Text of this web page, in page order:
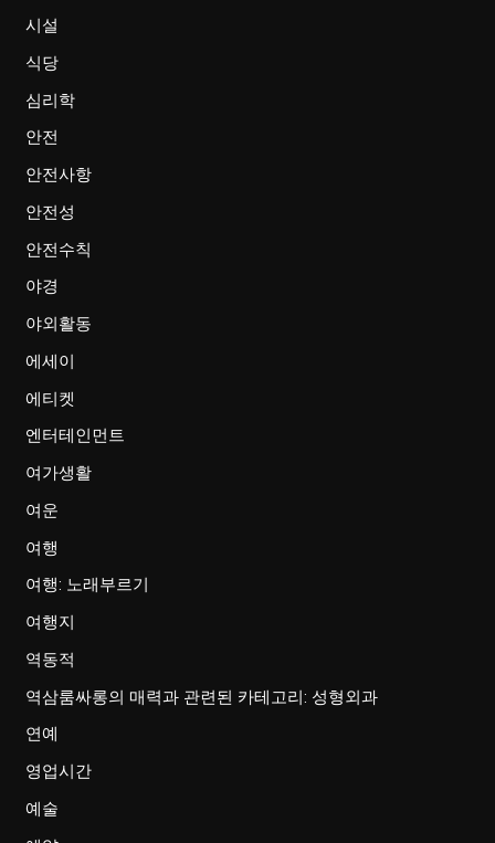
시설
식당
심리학
안전
안전사항
안전성
안전수칙
야경
야외활동
에세이
에티켓
엔터테인먼트
여가생활
여운
여행
여행: 노래부르기
여행지
역동적
역삼룸싸롱의 매력과 관련된 카테고리: 성형외과
연예
영업시간
예술